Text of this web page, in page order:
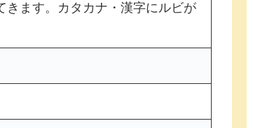
きます。カタカナ・漢字にルビが